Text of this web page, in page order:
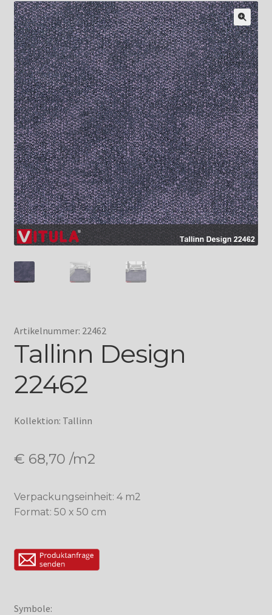
Artikelnummer: 22462
Tallinn Design
22462
Kollektion: Tallinn
€ 68,70 /m2
Verpackungseinheit: 4 m2
Format: 50 x 50 cm
Symbole: